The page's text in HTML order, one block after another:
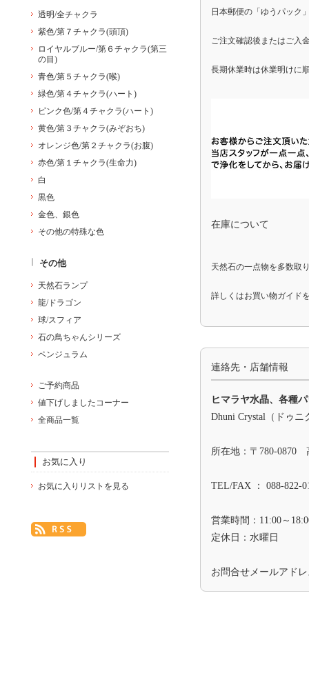
日本郵便の「ゆうパック
ご注文確認後またはご入
長期休業時は休業明けに
在庫について
天然石の一点物を多数取
詳しくはお買い物ガイド
連絡先・店舗情報
ヒマラヤ水晶、各種
Dhuni Crystal（ドゥニ
所在地：〒780-0870
TEL/FAX ： 088-822-
営業時間：11:00～
定休日：水曜日
お問合せメールアド
透明/全チャクラ
紫色/第７チャクラ(頭頂)
ロイヤルブルー/第６チャクラ(第三
の目)
青色/第５チャクラ(喉)
緑色/第４チャクラ(ハート)
ピンク色/第４チャクラ(ハート)
黄色/第３チャクラ(みぞおち)
オレンジ色/第２チャクラ(お腹)
赤色/第１チャクラ(生命力)
白
黒色
金色、銀色
その他の特殊な色
その他
天然石ランプ
龍/ドラゴン
球/スフィア
石の鳥ちゃんシリーズ
ペンジュラム
ご予約商品
値下げしましたコーナー
全商品一覧
お気に入り
お気に入りリストを見る